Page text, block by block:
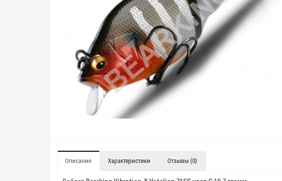
Описание Характеристики Отзывы (0)